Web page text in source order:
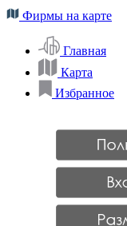
Фирмы на карте
Главная
Карта
Избранное